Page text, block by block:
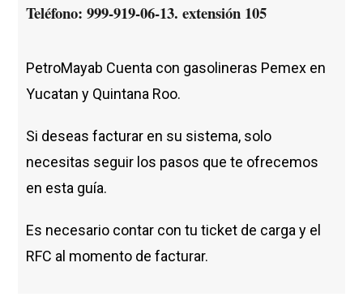
Teléfono: 999-919-06-13. extensión 105
PetroMayab Cuenta con gasolineras Pemex en
Yucatan y Quintana Roo.
Si deseas facturar en su sistema, solo
necesitas seguir los pasos que te ofrecemos
en esta guía.
Es necesario contar con tu ticket de carga y el
RFC al momento de facturar.